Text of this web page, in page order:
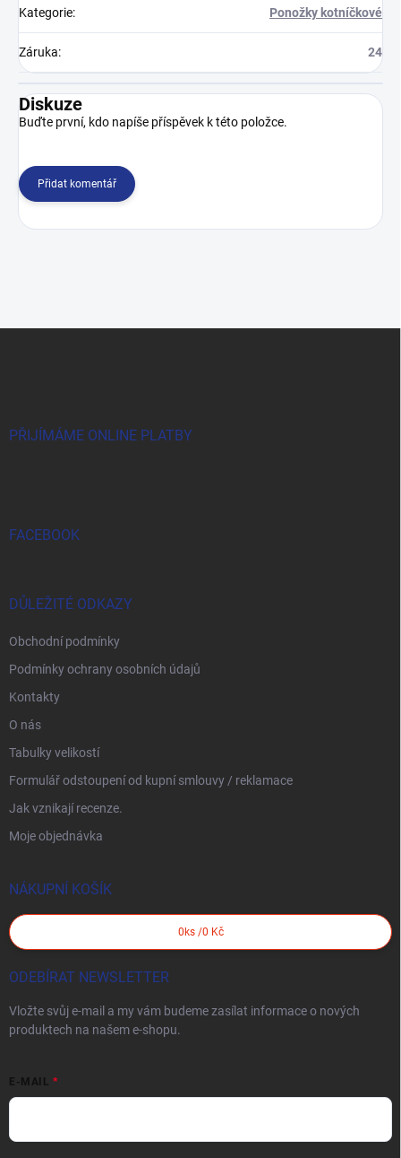
Kategorie: Ponožky kotníčkové
Záruka: 24
Diskuze
Buďte první, kdo napíše příspěvek k této položce.
Přidat komentář
PŘIJÍMÁME ONLINE PLATBY
FACEBOOK
DŮLEŽITÉ ODKAZY
Obchodní podmínky
Podmínky ochrany osobních údajů
Kontakty
O nás
Tabulky velikostí
Formulář odstoupení od kupní smlouvy / reklamace
Jak vznikají recenze.
Moje objednávka
NÁKUPNÍ KOŠÍK
0 ks /0 Kč
ODEBÍRAT NEWSLETTER
Vložte svůj e-mail a my vám budeme zasílat informace o nových
produktech na našem e-shopu.
E-MAIL